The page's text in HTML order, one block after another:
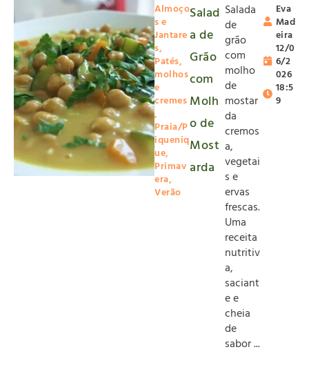
Almoço
s e
Jantare
s,
Patés,
molhos
e
cremes
,
Praia/P
iqueniq
ue,
Primav
era,
Verão
Salad
a de
Grão
com
Molh
o de
Most
arda
Salada
de
grão
com
molho
de
mostar
da
cremos
a,
vegetai
s e
ervas
frescas.
Uma
receita
nutritiv
a,
saciant
e e
cheia
de
sabor ...
Eva
Mad
eira
12/0
6/2
026
18:5
9